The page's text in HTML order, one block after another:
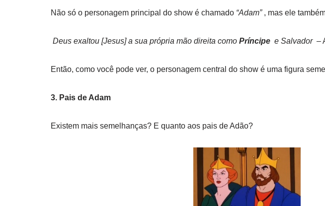
Não só o personagem principal do show é chamado “Adam”, mas ele
Deus exaltou [Jesus] a sua própria mão direita como Príncipe e Salvador –
Então, como você pode ver, o personagem central do show é uma figura
3. Pais de Adam
Existem mais semelhanças? E quanto aos pais de Adão?